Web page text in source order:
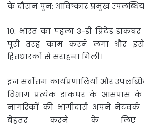
के दौरान पुन: आविष्कार प्रमुख
10. भारत का पहला 3-डी प्रिंटेड
पूरी तरह काम करने लगा और इसे
हितधारकों से सराहना मिली।
इन सर्वोत्तम कार्यप्रणालियों और
विभाग प्रत्येक डाकघर के आसपास के
नागरिकों की भागीदारी अपने
बेहतर करने के लिए